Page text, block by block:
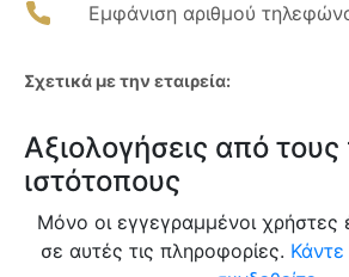
Εμφάνιση αριθμού
Σχετικά με την εταιρεία:
Αξιολογήσεις από
ιστότοπους
Μόνο οι εγγεγραμμένοι
σε αυτές τις πληροφορίες.